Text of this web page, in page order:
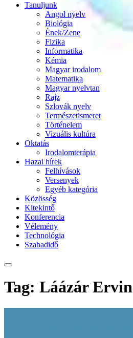
Tanuljunk
Angol nyelv
Biológia
Ének/Zene
Fizika
Informatika
Kémia
Magyar irodalom
Matematika
Magyar nyelvtan
Rajz
Szlovák nyelv
Természetismeret
Történelem
Vizuális kultúra
Oktatás
Irodalomterápia
Hazai hírek
Felhívások
Versenyek
Egyéb kategória
Közösség
Kitekintő
Konferencia
Vélemény
Technológia
Szabadidő
Tag: Láázár Ervin